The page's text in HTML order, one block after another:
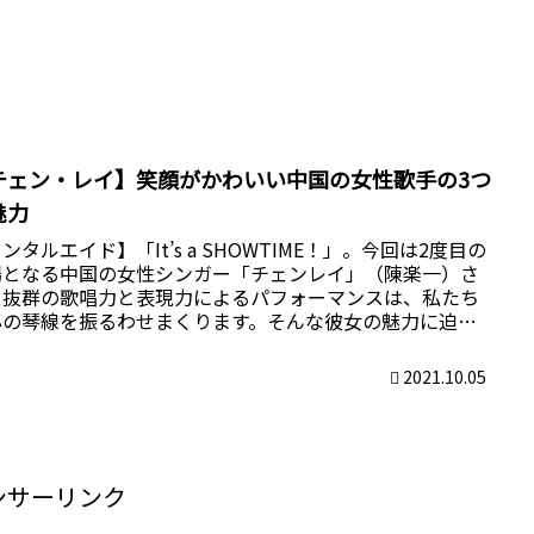
ェン・レイ】笑顔がかわいい中国の女性歌手の3つ
力
タルエイド】「It’s a SHOWTIME！」。今回は2度目の
なる中国の女性シンガー「チェンレイ」（陳楽一）さ
群の歌唱力と表現力によるパフォーマンスは、私たち
琴線を振るわせまくります。そんな彼女の魅力に迫る
2021.10.05
ーリンク